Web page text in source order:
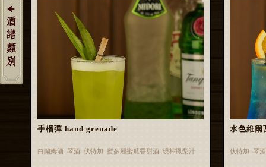
手榴彈 hand grenade
白蘭姆酒 琴酒 伏特加 蜜多麗蜜瓜香甜酒 現榨鳳梨汁
水色維爾
伏特加 琴